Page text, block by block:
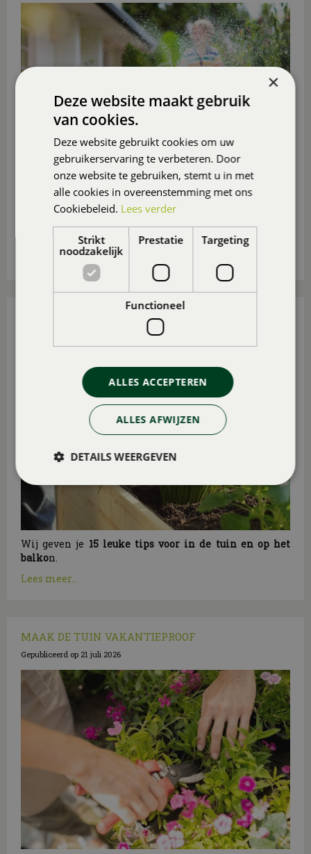
Ga je deze zomer niet op vakantie? Maak er dan in
eigen tuin of op eigen balkon of (dak)terras een
heerlijk vakantieparadijsje van, ook voor de
(klein)kinderen.
Lees meer...
15 TUIN- EN BALKONTIPS VOOR AUGUSTUS
Wij geven je 15 leuke tips voor in de tuin en op het
balkon.
Lees meer...
MAAK DE TUIN VAKANTIEPROOF
Gepubliceerd op 21 juli 2026
×
Deze website maakt gebruik
van cookies.
Deze website gebruikt cookies om uw
gebruikerservaring te verbeteren. Door
onze website te gebruiken, stemt u in met
alle cookies in overeenstemming met ons
Cookiebeleid. Lees verder
Strikt
noodzakelijk
Prestatie Targeting
Functioneel
ALLES ACCEPTEREN
ALLES AFWIJZEN
DETAILS WEERGEVEN